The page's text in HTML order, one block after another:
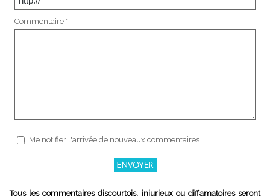
Commentaire * :
Me notifier l'arrivée de nouveaux commentaires
Tous les commentaires discourtois, injurieux ou diffamatoires seront